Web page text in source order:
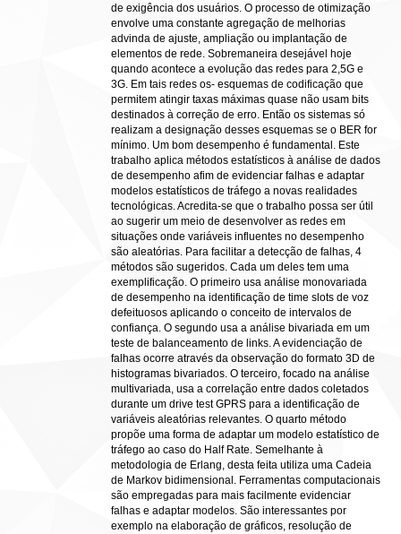
de exigência dos usuários. O processo de otimização
envolve uma constante agregação de melhorias
advinda de ajuste, ampliação ou implantação de
elementos de rede. Sobremaneira desejável hoje
quando acontece a evolução das redes para 2,5G e
3G. Em tais redes os- esquemas de codificação que
permitem atingir taxas máximas quase não usam bits
destinados à correção de erro. Então os sistemas só
realizam a designação desses esquemas se o BER for
mínimo. Um bom desempenho é fundamental. Este
trabalho aplica métodos estatísticos à análise de dados
de desempenho afim de evidenciar falhas e adaptar
modelos estatísticos de tráfego a novas realidades
tecnológicas. Acredita-se que o trabalho possa ser útil
ao sugerir um meio de desenvolver as redes em
situações onde variáveis influentes no desempenho
são aleatórias. Para facilitar a detecção de falhas, 4
métodos são sugeridos. Cada um deles tem uma
exemplificação. O primeiro usa análise monovariada
de desempenho na identificação de time slots de voz
defeituosos aplicando o conceito de intervalos de
confiança. O segundo usa a análise bivariada em um
teste de balanceamento de links. A evidenciação de
falhas ocorre através da observação do formato 3D de
histogramas bivariados. O terceiro, focado na análise
multivariada, usa a correlação entre dados coletados
durante um drive test GPRS para a identificação de
variáveis aleatórias relevantes. O quarto método
propõe uma forma de adaptar um modelo estatístico de
tráfego ao caso do Half Rate. Semelhante à
metodologia de Erlang, desta feita utiliza uma Cadeia
de Markov bidimensional. Ferramentas computacionais
são empregadas para mais facilmente evidenciar
falhas e adaptar modelos. São interessantes por
exemplo na elaboração de gráficos, resolução de